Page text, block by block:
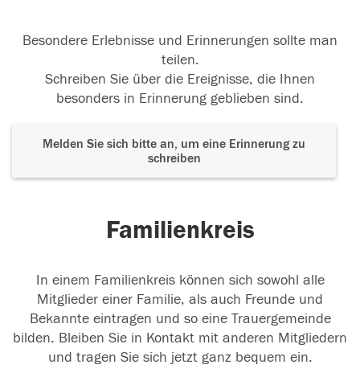
Besondere Erlebnisse und Erinnerungen sollte man
teilen.
Schreiben Sie über die Ereignisse, die Ihnen
besonders in Erinnerung geblieben sind.
Melden Sie sich bitte an, um eine Erinnerung zu
schreiben
Familienkreis
In einem Familienkreis können sich sowohl alle
Mitglieder einer Familie, als auch Freunde und
Bekannte eintragen und so eine Trauergemeinde
bilden. Bleiben Sie in Kontakt mit anderen Mitgliedern
und tragen Sie sich jetzt ganz bequem ein.